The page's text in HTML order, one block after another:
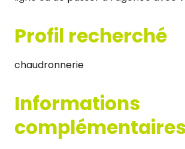
Profil recherché
chaudronnerie
Informations
complémentaires